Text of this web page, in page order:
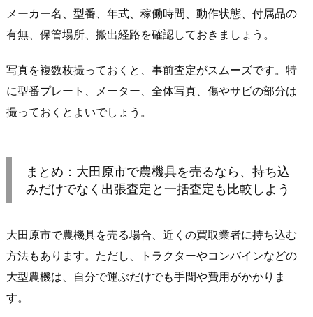
メーカー名、型番、年式、稼働時間、動作状態、付属品の
有無、保管場所、搬出経路を確認しておきましょう。
写真を複数枚撮っておくと、事前査定がスムーズです。特
に型番プレート、メーター、全体写真、傷やサビの部分は
撮っておくとよいでしょう。
まとめ：大田原市で農機具を売るなら、持ち込
みだけでなく出張査定と一括査定も比較しよう
大田原市で農機具を売る場合、近くの買取業者に持ち込む
方法もあります。ただし、トラクターやコンバインなどの
大型農機は、自分で運ぶだけでも手間や費用がかかりま
す。